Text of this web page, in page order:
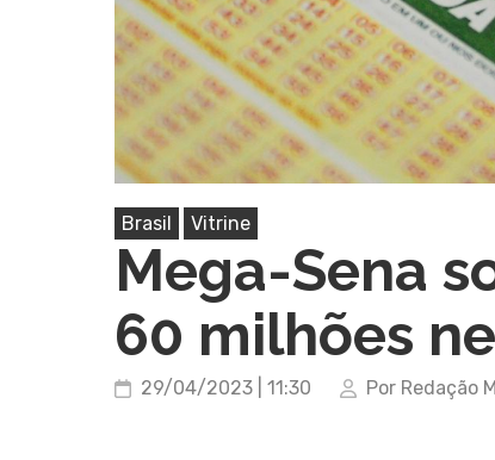
Brasil Vitrine
Mega-Sena
60 milhões
29/04/2023 | 11:30 Por Redação